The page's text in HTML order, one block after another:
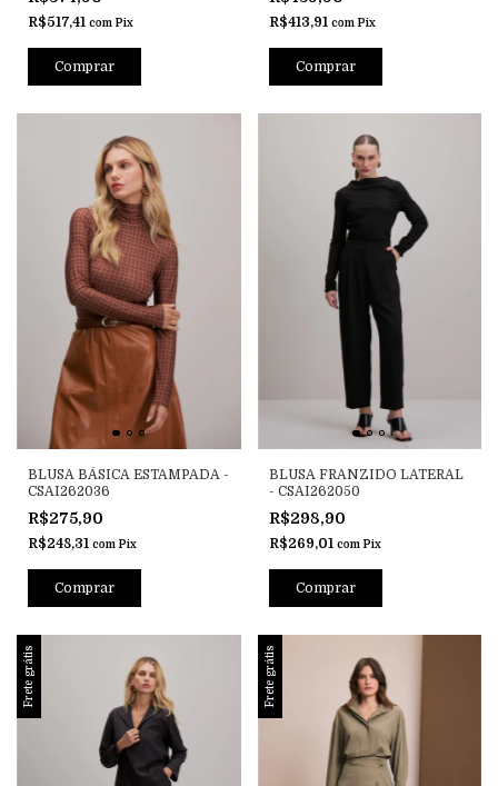
R$517,41 com Pix
Comprar
R$413,91 com Pix
Comprar
BLUSA BÁSICA ESTAMPADA -
CSAI262036
R$275,90
R$248,31 com Pix
Comprar
BLUSA FRANZIDO LATERAL
- CSAI262050
R$298,90
R$269,01 com Pix
Comprar
Frete grátis Frete grátis